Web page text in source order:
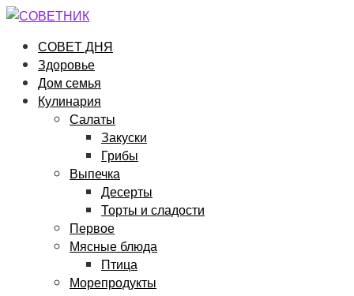
Перейти
контентуСОВЕТ ДНЯ
Здоровье
Дом семья
Кулинария
Салаты
Закуски
Грибы
Выпечка
Десерты
Торты и сладости
Первое
Мясные блюда
Птица
Морепродукты